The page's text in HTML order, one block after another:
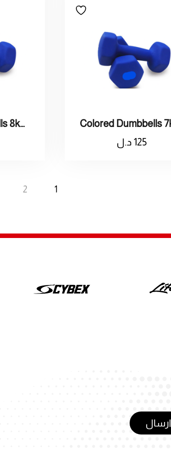
125د.ل
Colored Dumbbells 8kg / اثقال ملون وزنه 8 كيلو
1
2
ارسال